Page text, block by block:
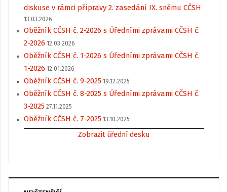
diskuse v rámci přípravy 2. zasedání IX. sněmu CČSH
13.03.2026
Oběžník CČSH č. 2-2026 s Úředními zprávami CČSH č.
2-2026 12.03.2026
Oběžník CČSH č. 1-2026 s Úředními zprávami CČSH č.
1-2026 12.01.2026
Oběžník CČSH č. 9-2025 19.12.2025
Oběžník CČSH č. 8-2025 s Úředními zprávami CČSH č.
3-2025 27.11.2025
Oběžník CČSH č. 7-2025 13.10.2025
Zobrazit úřední desku